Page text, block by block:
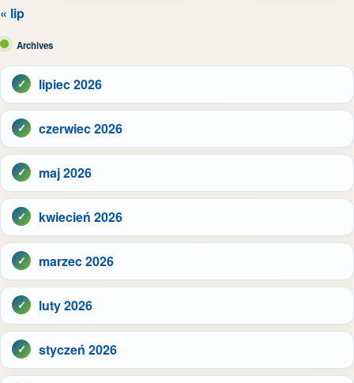
« lip
Archives
lipiec 2026
czerwiec 2026
maj 2026
kwiecień 2026
marzec 2026
luty 2026
styczeń 2026